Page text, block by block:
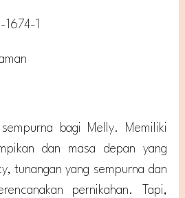
1
bagi Melly. Memiliki
dan masa depan yang
tunangan yang sempurna dan
pernikahan. Tapi,